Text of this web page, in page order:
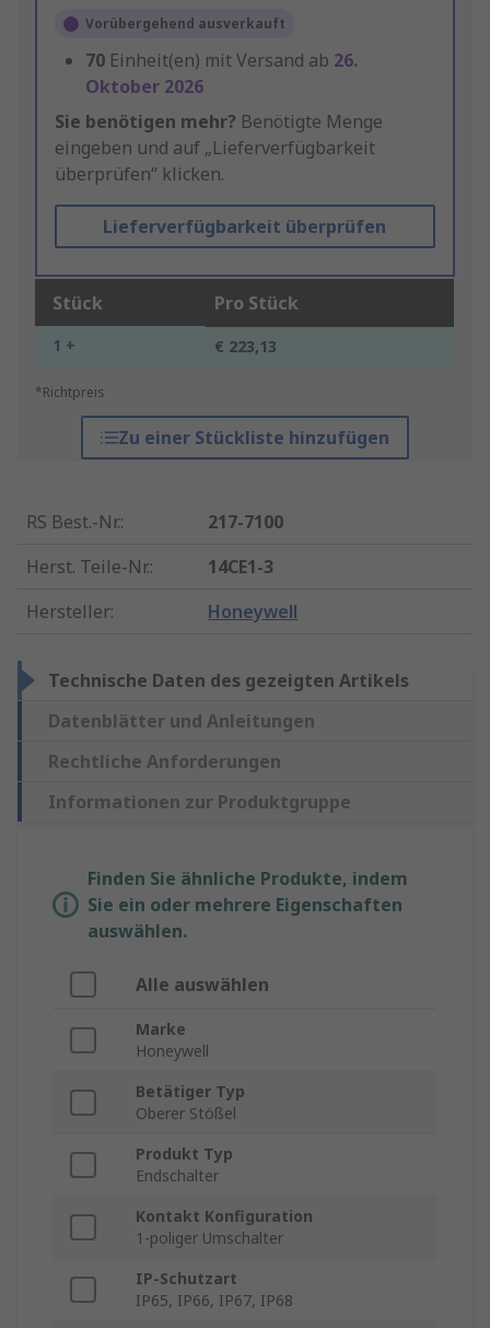
Vorübergehend ausverkauft
70 Einheit(en) mit Versand ab 26.
Oktober 2026
Sie benötigen mehr? Benötigte Menge
eingeben und auf „Lieferverfügbarkeit
überprüfen“ klicken.
Lieferverfügbarkeit überprüfen
Stück Pro Stück
1 + € 223,13
*Richtpreis
Zu einer Stückliste hinzufügen
RS Best.-Nr.:
217-7100
Herst. Teile-Nr.:
14CE1-3
Hersteller: Honeywell
Technische Daten des gezeigten Artikels
Datenblätter und Anleitungen
Rechtliche Anforderungen
Informationen zur Produktgruppe
Finden Sie ähnliche Produkte, indem
Sie ein oder mehrere Eigenschaften
auswählen.
Alle auswählen
Marke
Honeywell
Betätiger Typ
Oberer Stößel
Produkt Typ
Endschalter
Kontakt Konfiguration
1-poliger Umschalter
IP-Schutzart
IP65, IP66, IP67, IP68